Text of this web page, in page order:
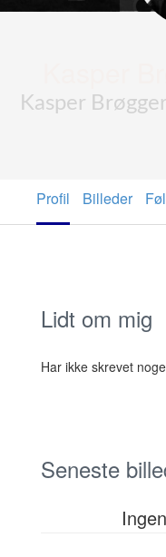
Kasper
Profil Billeder
Lidt om mig
Har ikke skrevet
Seneste